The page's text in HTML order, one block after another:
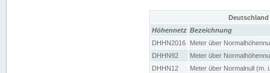
Höhennetz Bezeichnung
DHHN2016
Meter über
DHHN92
Meter über
DHHN12
Meter über Normalnull (m.